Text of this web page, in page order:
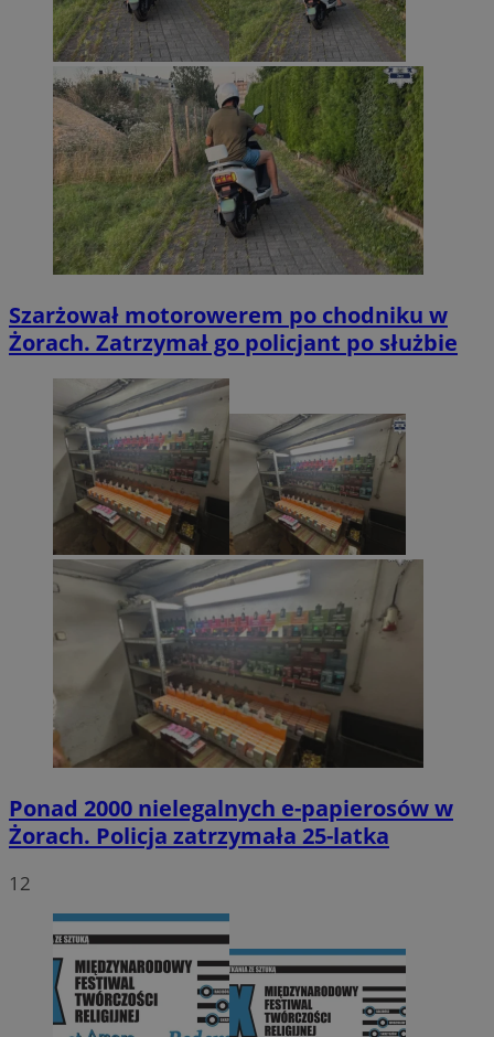
Szarżował motorowerem po chodniku w
Żorach. Zatrzymał go policjant po służbie
Ponad 2000 nielegalnych e-papierosów w
Żorach. Policja zatrzymała 25-latka
12